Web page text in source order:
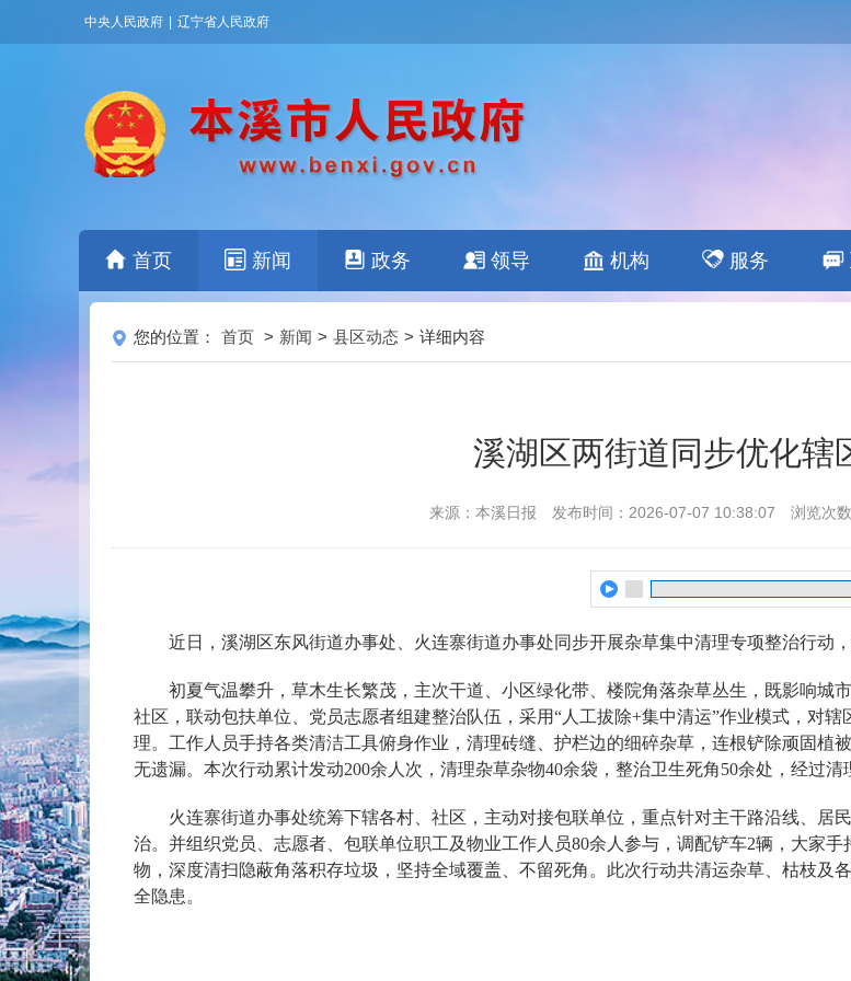
中央人民政府 辽宁省人民政府
首页 新闻 政务 领导 机构 服务
您的位置： 首页 > 新闻 > 县区动态 > 详细内容
溪湖区两街道同步优化辖
来源：本溪日报 发布时间：2026-07-07 10:38:07 浏览次数
近日，溪湖区东风街道办事处、火连寨街道办事处同步开展杂草集中清理专项整治行动，
初夏气温攀升，草木生长繁茂，主次干道、小区绿化带、楼院角落杂草丛生，既影响城
社区，联动包扶单位、党员志愿者组建整治队伍，采用“人工拔除+集中清运”作业模式，对
理。工作人员手持各类清洁工具俯身作业，清理砖缝、护栏边的细碎杂草，连根铲除顽固植
无遗漏。本次行动累计发动200余人次，清理杂草杂物40余袋，整治卫生死角50余处，经过
火连寨街道办事处统筹下辖各村、社区，主动对接包联单位，重点针对主干路沿线、居
治。并组织党员、志愿者、包联单位职工及物业工作人员80余人参与，调配铲车2辆，大家
物，深度清扫隐蔽角落积存垃圾，坚持全域覆盖、不留死角。此次行动共清运杂草、枯枝及
全隐患。